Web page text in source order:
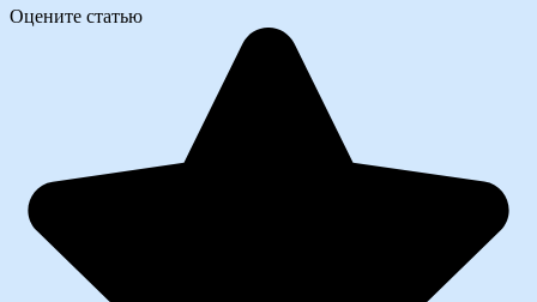
Оцените статью